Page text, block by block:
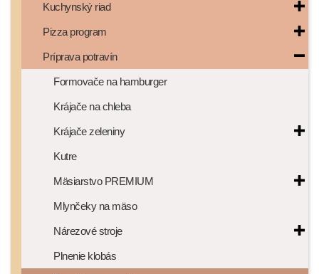
Kuchynský riad
Pizza program
Príprava potravín
Formovače na hamburger
Krájače na chleba
Krájače zeleniny
Kutre
Mäsiarstvo PREMIUM
Mlynčeky na mäso
Nárezové stroje
Plnenie klobás